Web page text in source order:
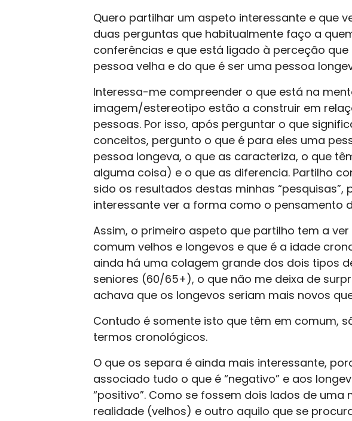
Quero partilhar um aspeto interessante e que
duas perguntas que habitualmente faço a
conferências e que está ligado à perceção
pessoa velha e do que é ser uma pessoa
Interessa-me compreender o que está na
imagem/estereotipo estão a construir em
pessoas. Por isso, após perguntar o que
conceitos, pergunto o que é para eles uma
pessoa longeva, o que as caracteriza, o que
alguma coisa) e o que as diferencia. Partilho
sido os resultados destas minhas “pesquisas”,
interessante ver a forma como o pensamento
Assim, o primeiro aspeto que partilho tem a
comum velhos e longevos e que é a idade
ainda há uma colagem grande dos dois tipos
seniores (60/65+), o que não me deixa de
achava que os longevos seriam mais novos
Contudo é somente isto que têm em comum,
termos cronológicos.
O que os separa é ainda mais interessante,
associado tudo o que é “negativo” e aos
“positivo”. Como se fossem dois lados de uma
realidade (velhos) e outro aquilo que se